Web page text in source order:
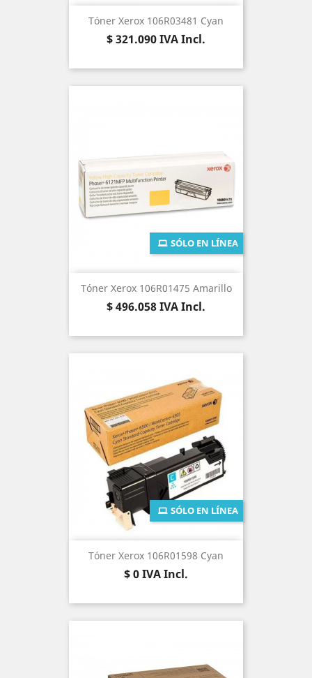
Tóner Xerox 106R03481 Cyan
Precio
$ 321.090IVA Incl.
Tóner Xerox 106R01475 Amarillo
Precio
$ 496.058IVA Incl.
SÓLO EN LÍNEA
Tóner Xerox 106R01598 Cyan
Precio
$ 0IVA Incl.
SÓLO EN LÍNEA